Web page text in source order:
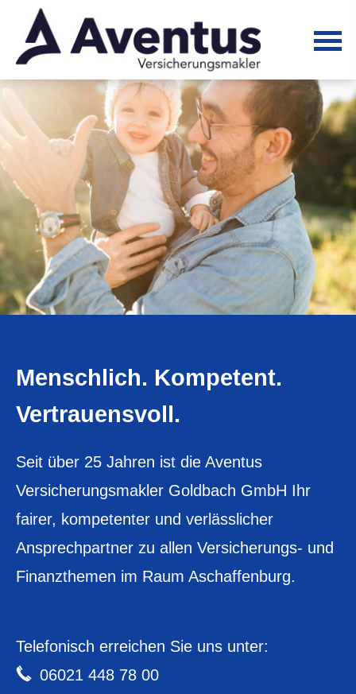
Menschlich. Kompetent.
Vertrauensvoll.
Seit über 25 Jahren ist die Aventus
Ver­sicherungs­makler Goldbach GmbH Ihr
fairer, kompetenter und verlässlicher
Ansprechpartner zu allen Versicherungs- und
Finanzthemen im Raum Aschaffenburg.
Telefonisch erreichen Sie uns unter:
06021 448 78 00